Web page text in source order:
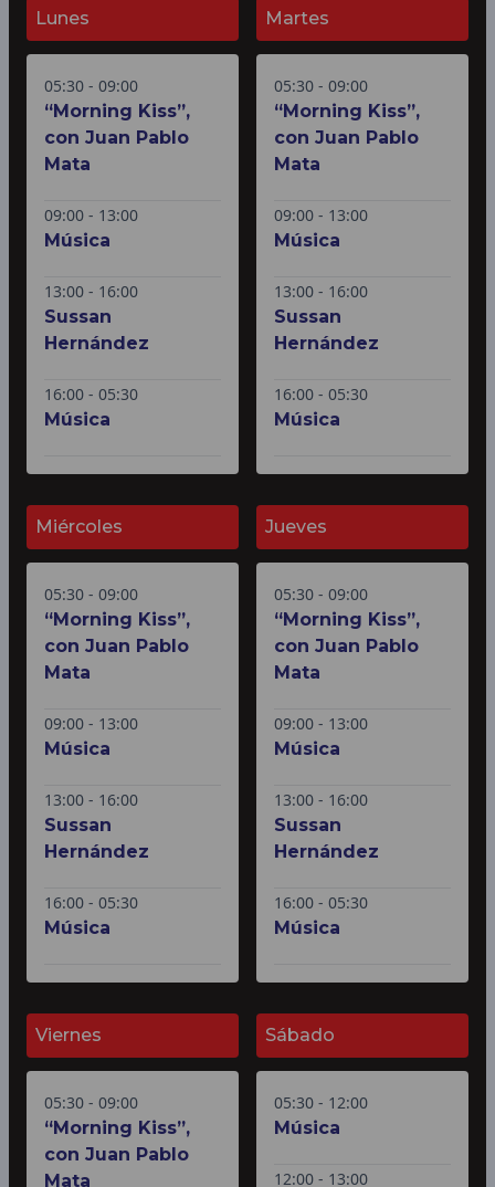
Lunes
05:30 - 09:00
“Morning Kiss”,
con Juan Pablo
Mata
09:00 - 13:00
Música
13:00 - 16:00
Sussan
Hernández
16:00 - 05:30
Música
Martes
05:30 - 09:00
“Morning Kiss”,
con Juan Pablo
Mata
09:00 - 13:00
Música
13:00 - 16:00
Sussan
Hernández
16:00 - 05:30
Música
Miércoles
05:30 - 09:00
“Morning Kiss”,
con Juan Pablo
Mata
09:00 - 13:00
Música
13:00 - 16:00
Sussan
Hernández
16:00 - 05:30
Música
Jueves
05:30 - 09:00
“Morning Kiss”,
con Juan Pablo
Mata
09:00 - 13:00
Música
13:00 - 16:00
Sussan
Hernández
16:00 - 05:30
Música
Viernes
05:30 - 09:00
“Morning Kiss”,
con Juan Pablo
Mata
Sábado
05:30 - 12:00
Música
12:00 - 13:00